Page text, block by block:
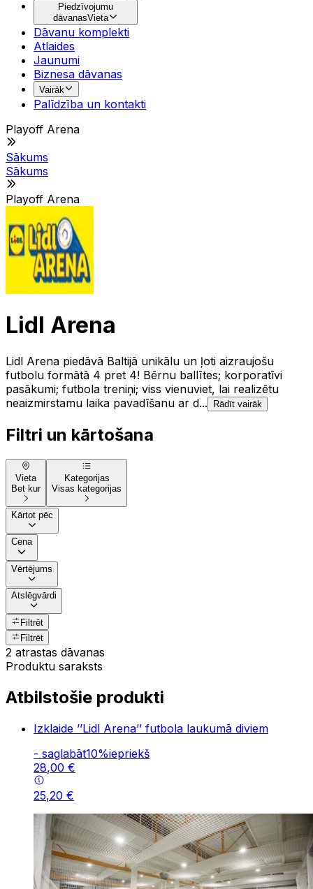
Piedzīvojumu
dāvanasVieta
Dāvanu komplekti
Atlaides
Jaunumi
Biznesa dāvanas
Vairāk
Palīdzība un kontakti
Playoff Arena
Sākums
Sākums
Playoff Arena
Lidl Arena
Lidl Arena piedāvā Baltijā unikālu un ļoti aizraujošu
futbolu formātā 4 pret 4! Bērnu ballītes; korporatīvi
pasākumi; futbola treniņi; viss vienuviet, lai realizētu
neaizmirstamu laika pavadīšanu ar d...
Rādīt vairāk
Filtri un kārtošana
Vieta
Bet kur
Kategorijas
Visas kategorijas
Kārtot pēc
Cena
Vērtējums
Atslēgvārdi
Filtrēt
Filtrēt
2 atrastas dāvanas
Produktu saraksts
Atbilstošie produkti
Izklaide ’’Lidl Arena’’ futbola laukumā diviem
- saglabāt10%iepriekš
28,00 €
25,20 €